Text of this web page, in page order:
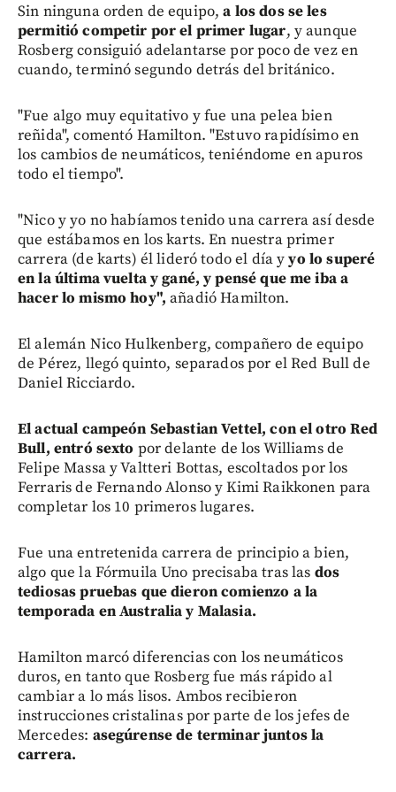
Sin ninguna orden de equipo,a los dos se les
permitió competir por el primer lugar, y aunque
Rosberg consiguió adelantarse por poco de vez en
cuando, terminó segundo detrás del británico.
"Fue algo muy equitativo y fue una pelea bien
reñida", comentó Hamilton. "Estuvo rapidísimo en
los cambios de neumáticos, teniéndome en apuros
todo el tiempo".
"Nico y yo no habíamos tenido una carrera así desde
que estábamos en los karts. En nuestra primer
carrera (de karts) él lideró todo el día yyo lo superé
en la última vuelta y gané, y pensé que me iba a
hacer lo mismo hoy", añadió Hamilton.
El alemán Nico Hulkenberg, compañero de equipo
de Pérez, llegó quinto, separados por el Red Bull de
Daniel Ricciardo.
El actual campeón Sebastian Vettel, con el otro Red
Bull, entró sexto por delante de los Williams de
Felipe Massa y Valtteri Bottas, escoltados por los
Ferraris de Fernando Alonso y Kimi Raikkonen para
completar los 10 primeros lugares.
Fue una entretenida carrera de principio a bien,
algo que la Fórmuila Uno precisaba tras las dos
tediosas pruebas que dieron comienzo a la
temporada en Australia y Malasia.
Hamilton marcó diferencias con los neumáticos
duros, en tanto que Rosberg fue más rápido al
cambiar a lo más lisos. Ambos recibieron
instrucciones cristalinas por parte de los jefes de
Mercedes: asegúrense de terminar juntos la
carrera.